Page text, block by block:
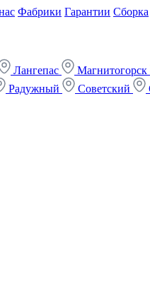
Фабрики Гарантии Сборка
Лангепас Магнитогорск
Радужный Советский